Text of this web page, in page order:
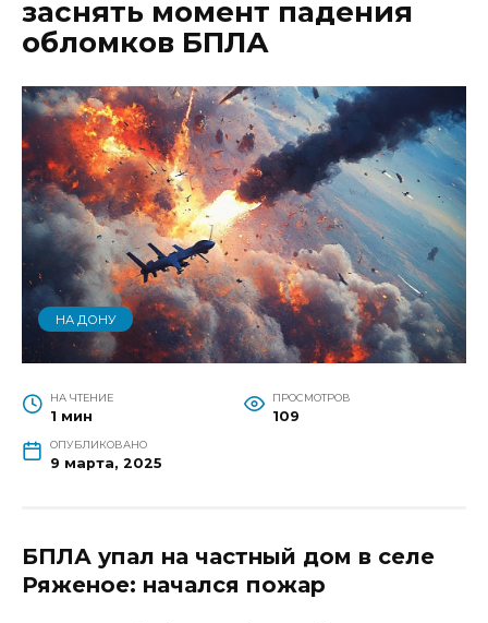
заснять момент падения
обломков БПЛА
НА ДОНУ
НА ЧТЕНИЕ
1 мин
ПРОСМОТРОВ
109
ОПУБЛИКОВАНО
9 марта, 2025
БПЛА упал на частный дом в селе
Ряженое: начался пожар